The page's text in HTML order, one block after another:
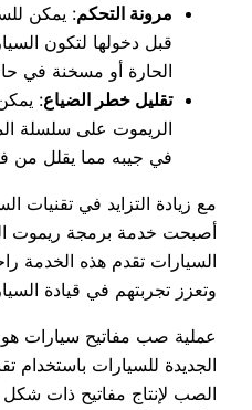
مرونة التحكم: يمكن
قبل دخولها لتكون
الحارة أو مسخنة في
تقليل خطر الضياع:
الريموت على سلسلة
في جيبه مما يقلل من
مع زيادة التزايد في تقنيات
أصبحت خدمة برمجة ريموت
السيارات تقدم هذه الخدمة
وتعزز تجربتهم في قيادة
عملية صب مفاتيح سيارات هو
الجديدة للسيارات باستخدام
الصب لإنتاج مفاتيح ذات